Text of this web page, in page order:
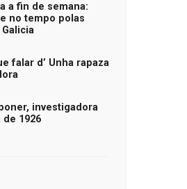
a fin de semana:
no tempo polas
falar d’ Unha rapaza
investigadora
de 1926